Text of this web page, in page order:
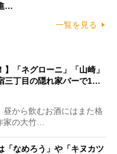
…
一覧を見る
】「ネグローニ」「山崎」
三丁目の隠れ家バーで1…
から飲むお酒にはまた格
の大竹…
「なめろう」や「キヌカツ